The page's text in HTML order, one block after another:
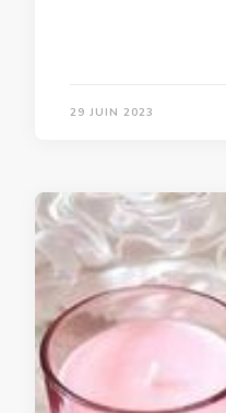
29 JUIN 2023